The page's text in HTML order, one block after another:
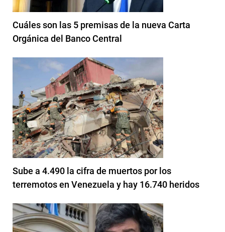
Cuáles son las 5 premisas de la nueva Carta
Orgánica del Banco Central
Sube a 4.490 la cifra de muertos por los
terremotos en Venezuela y hay 16.740 heridos